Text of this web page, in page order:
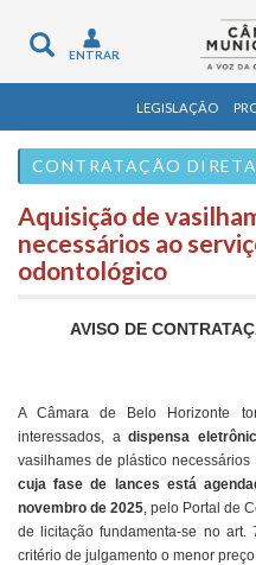
Toggle
navigation
ENTRAR
LEGISLAÇÃO
CONTRATAÇÃO
Aquisição de
necessários ao
odontológico
AVISO DE
A Câmara de Belo Horizonte
interessados, adispensa
vasilhames de plástico
cuja fase de lances está
novembro de 2025, pelo Portal de
de licitação fundamenta-se no
critério de julgamento o menor